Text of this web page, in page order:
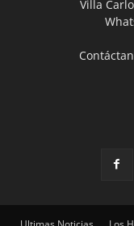
Villa